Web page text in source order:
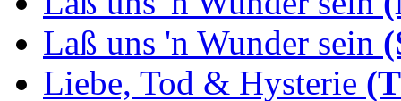
Laß uns 'n Wunder sein
Liebe, Tod & Hysterie